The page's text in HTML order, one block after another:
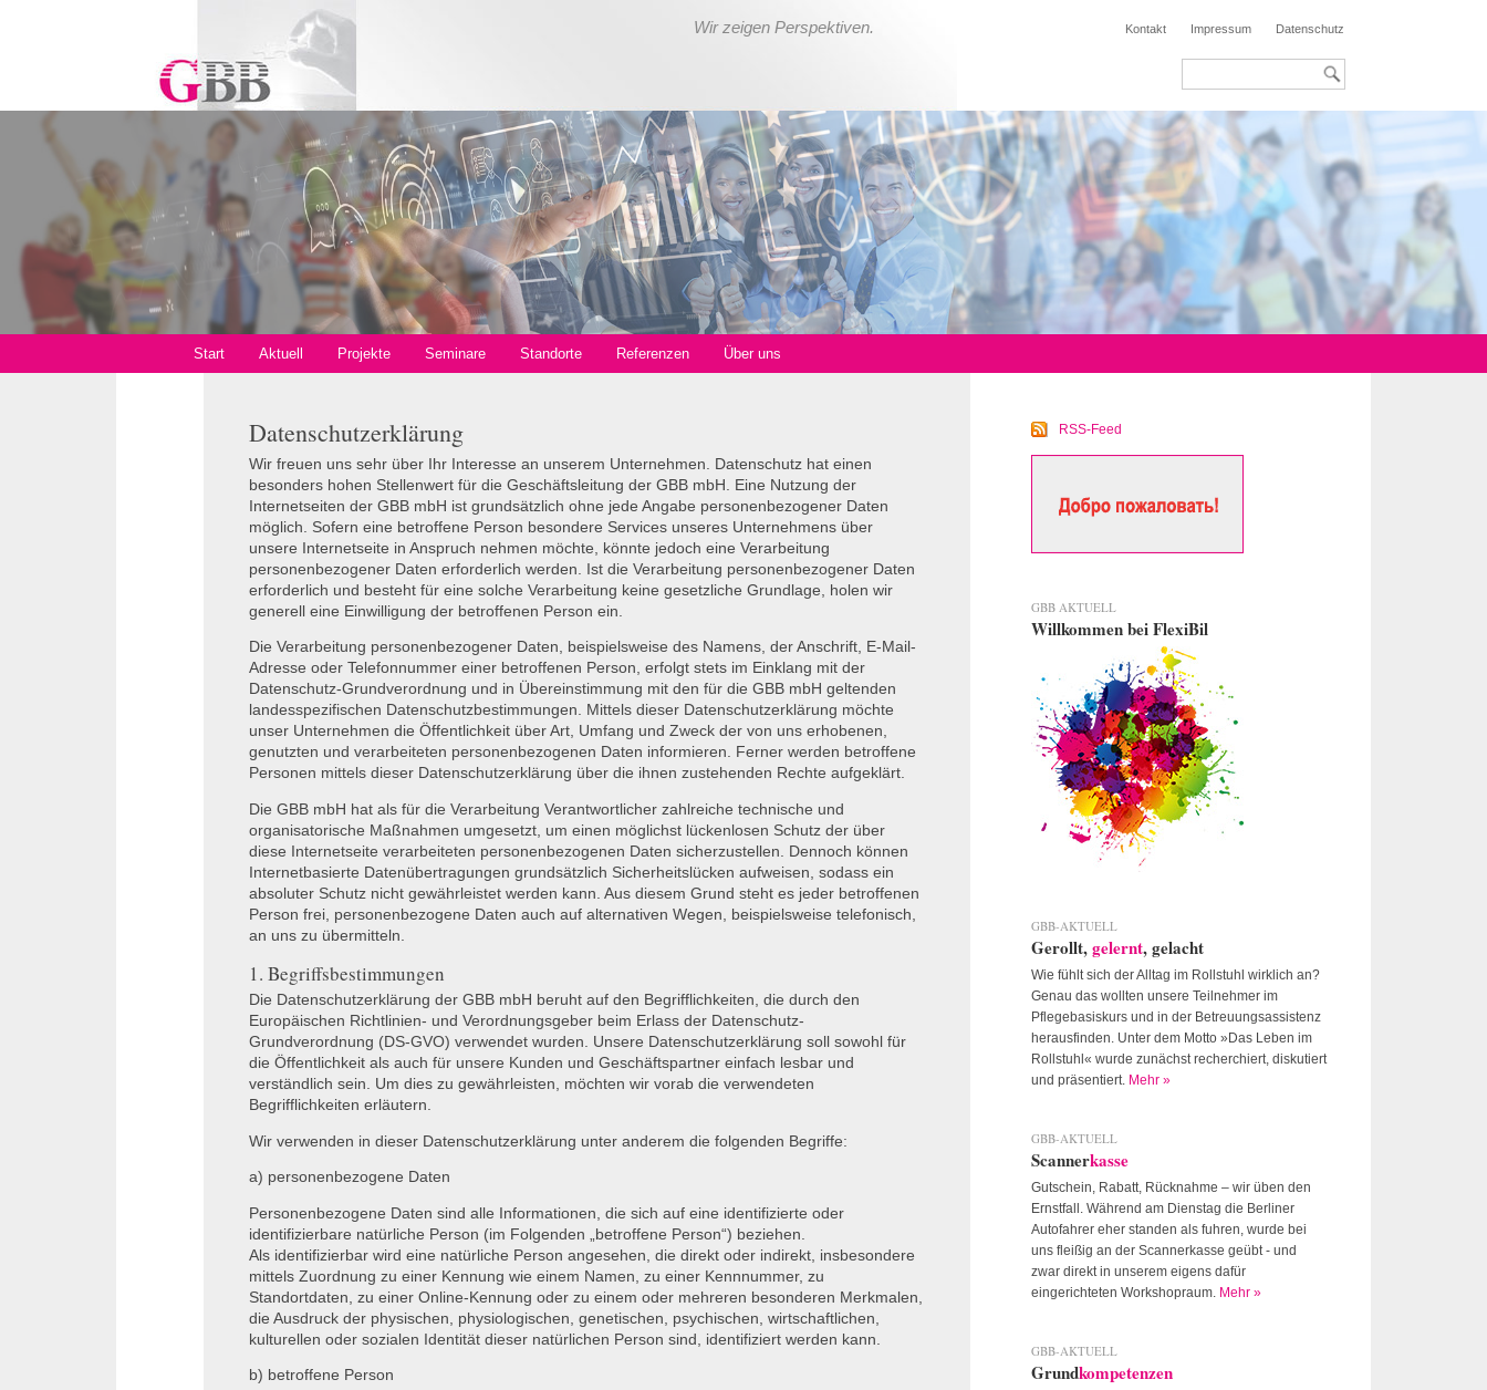
Wir zeigen Perspektiven. Kontakt Impressum Datenschutz
Start Aktuell Projekte Seminare Standorte Referenzen Über uns
Datenschutzerklärung
Wir freuen uns sehr über Ihr Interesse an unserem Unternehmen. Datenschutz hat einen
besonders hohen Stellenwert für die Geschäftsleitung derGBB mbH. Eine Nutzung der
Internetseiten derGBB mbH ist grundsätzlich ohne jede Angabe personenbezogener Daten
möglich. Sofern eine betroffene Person besondere Services unseres Unternehmens über
unsere Internetseite in Anspruch nehmen möchte, könnte jedoch eine Verarbeitung
personenbezogener Daten erforderlich werden. Ist die Verarbeitung personenbezogener Daten
erforderlich und besteht für eine solche Verarbeitung keine gesetzliche Grundlage, holen wir
generell eine Einwilligung der betroffenen Person ein.
Die Verarbeitung personenbezogener Daten, beispielsweise des Namens, der Anschrift, E-Mail-
Adresse oder Telefonnummer einer betroffenen Person, erfolgt stets im Einklang mit der
Datenschutz-Grundverordnung und in Übereinstimmung mit den für dieGBB mbH geltenden
landesspezifischen Datenschutzbestimmungen. Mittels dieser Datenschutzerklärung möchte
unser Unternehmen die Öffentlichkeit über Art, Umfang und Zweck der von uns erhobenen,
genutzten und verarbeiteten personenbezogenen Daten informieren. Ferner werden betroffene
Personen mittels dieser Datenschutzerklärung über die ihnen zustehenden Rechte aufgeklärt.
DieGBB mbH hat als für die Verarbeitung Verantwortlicher zahlreiche technische und
organisatorische Maßnahmen umgesetzt, um einen möglichst lückenlosen Schutz der über
diese Internetseite verarbeiteten personenbezogenen Daten sicherzustellen. Dennoch können
Internetbasierte Datenübertragungen grundsätzlich Sicherheitslücken aufweisen, sodass ein
absoluter Schutz nicht gewährleistet werden kann. Aus diesem Grund steht es jeder betroffenen
Person frei, personenbezogene Daten auch auf alternativen Wegen, beispielsweise telefonisch,
an uns zu übermitteln.
1. Begriffsbestimmungen
Die Datenschutzerklärung derGBB mbH beruht auf den Begrifflichkeiten, die durch den
Europäischen Richtlinien- und Verordnungsgeber beim Erlass der Datenschutz-
Grundverordnung (DS-GVO) verwendet wurden. Unsere Datenschutzerklärung soll sowohl für
die Öffentlichkeit als auch für unsere Kunden und Geschäftspartner einfach lesbar und
verständlich sein. Um dies zu gewährleisten, möchten wir vorab die verwendeten
Begrifflichkeiten erläutern.
Wir verwenden in dieser Datenschutzerklärung unter anderem die folgenden Begriffe:
a) personenbezogene Daten
Personenbezogene Daten sind alle Informationen, die sich auf eine identifizierte oder
identifizierbare natürliche Person (im Folgenden „betroffene Person“) beziehen.
Als identifizierbar wird eine natürliche Person angesehen, die direkt oder indirekt, insbesondere
mittels Zuordnung zu einer Kennung wie einem Namen, zu einer Kennnummer, zu
Standortdaten, zu einer Online-Kennung oder zu einem oder mehreren besonderen Merkmalen,
die Ausdruck der physischen, physiologischen, genetischen, psychischen, wirtschaftlichen,
kulturellen oder sozialen Identität dieser natürlichen Person sind, identifiziert werden kann.
b) betroffene Person
RSS-Feed
GBB AKTUELL
Willkommen bei FlexiBil
GBB-AKTUELL
Gerollt,gelernt, gelacht
Wie fühlt sich der Alltag im Rollstuhl wirklich an?
Genau das wollten unsere Teilnehmer im
Pflegebasiskurs und in der Betreuungsassistenz
herausfinden. Unter dem Motto »Das Leben im
Rollstuhl« wurde zunächst recherchiert, diskutiert
und präsentiert. Mehr »
GBB-AKTUELL
Scannerkasse
Gutschein, Rabatt, Rücknahme – wir üben den
Ernstfall. Während am Dienstag die Berliner
Autofahrer eher standen als fuhren, wurde bei
uns fleißig an der Scannerkasse geübt - und
zwar direkt in unserem eigens dafür
eingerichteten Workshopraum. Mehr »
GBB-AKTUELL
Grundkompetenzen